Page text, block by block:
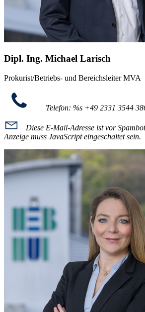
Dipl. Ing. Michael Larisch
Prokurist/Betriebs- und Bereichsleiter MVA
Telefon: %s +49 2331 3544
Diese E-Mail-Adresse ist vor
Anzeige muss JavaScript eingeschaltet sein.